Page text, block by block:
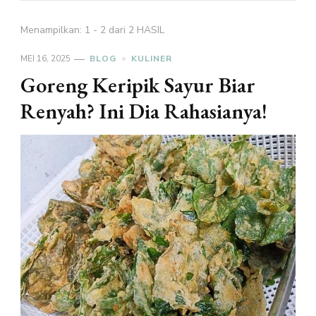
Menampilkan: 1 - 2 dari 2 HASIL
MEI 16, 2025 BLOG KULINER
Goreng Keripik Sayur Biar
Renyah? Ini Dia Rahasianya!